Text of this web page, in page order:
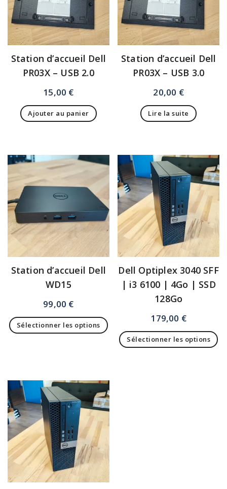
Station d’accueil Dell
PR03X – USB 2.0
15,00 €
Ajouter au panier
Station d’accueil Dell
PR03X – USB 3.0
20,00 €
Lire la suite
Station d’accueil Dell
WD15
99,00 €
Sélectionner les options
Dell Optiplex 3040 SFF
| i3 6100 | 4Go | SSD
128Go
179,00 €
Sélectionner les options